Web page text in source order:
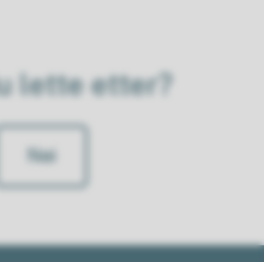
lette etter?
Nei